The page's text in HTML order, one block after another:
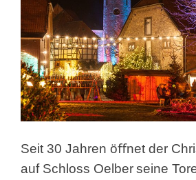
Seit 30 Jahren öﬀnet der
auf Schloss Oelberseine